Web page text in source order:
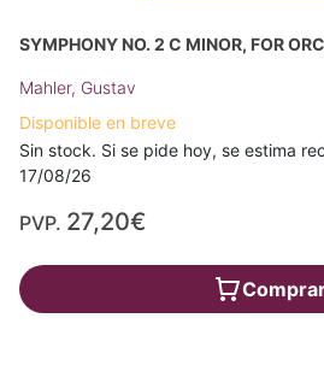
SYMPHONY NO. 2 C MINOR, FOR
Mahler, Gustav
Disponible en breve
Sin stock. Si se pide hoy, se estima
17/08/26
PVP. 27,20€